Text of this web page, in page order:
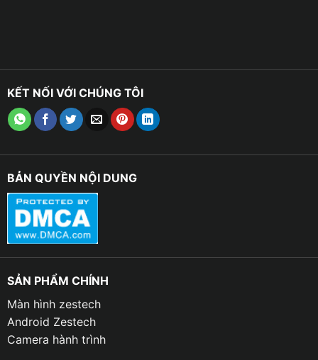
KẾT NỐI VỚI CHÚNG TÔI
BẢN QUYỀN NỘI DUNG
SẢN PHẨM CHÍNH
Màn hình zestech
Android Zestech
Camera hành trình